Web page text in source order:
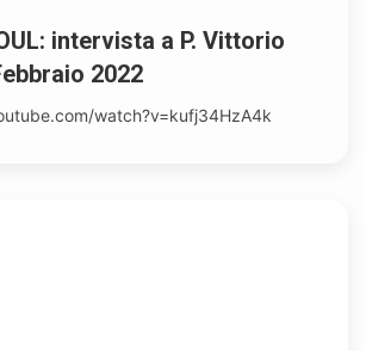
intervista a P. Vittorio
2022
watch?v=kufj34HzA4k